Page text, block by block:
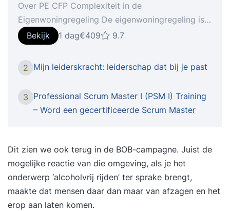
Over PE CFP Complexiteit in de
Eigenwoningregeling De eigenwoningregeling is
door de jaren heen steeds ingewikkelder
geworden door diverse wijzigingen. Deze training
helpt je om alle onderdelen in samenhang toe te
passen en biedt praktische handvatten voor het
regeling. De inhoud van de training Tijdens deze
training behandelen we de volgende
hoe je eigenwoningreserves, aflossingsstanden
en bestaande eigenwoningschulden toepast in
klantcasussen, ook binnen diverse
samenlevingsvormen. Onvolledig
eigenwoningverleden: Ontdek hoe je klanten
Bekijk 1 dag€409 9.7
2 Mijn leiderskracht: leiderschap dat bij je past
3 Professional Scrum Master I (PSM I) Training
– Word een gecertificeerde Scrum Master
Dit zien we ook terug in de BOB-campagne. Juist de
mogelijke reactie van die omgeving, als je het
onderwerp ‘alcoholvrij rijden’ ter sprake brengt,
maakte dat mensen daar dan maar van afzagen en het
erop aan laten komen.